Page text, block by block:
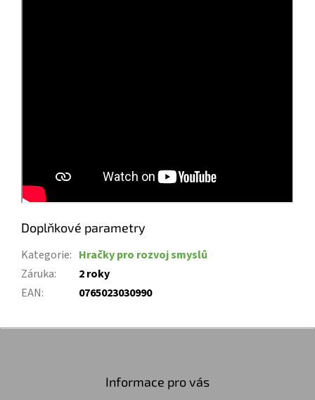
Doplňkové parametry
Kategorie: Hračky pro rozvoj smyslů
Záruka:
2 roky
EAN: 0765023030990
Z
Informace pro vás